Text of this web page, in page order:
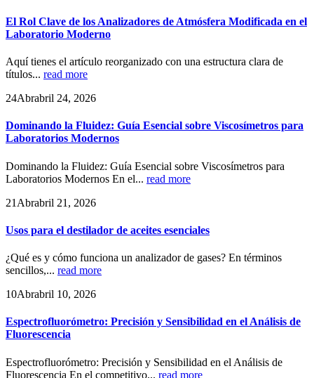
El Rol Clave de los Analizadores de Atmósfera Modificada en el
Laboratorio Moderno
Aquí tienes el artículo reorganizado con una estructura clara de
títulos... read more
24Abrabril 24, 2026
Dominando la Fluidez: Guía Esencial sobre Viscosímetros para
Laboratorios Modernos
Dominando la Fluidez: Guía Esencial sobre Viscosímetros para
Laboratorios Modernos En el... read more
21 Abrabril 21, 2026
Usos para el destilador de aceites esenciales
¿Qué es y cómo funciona un analizador de gases? En términos
sencillos,... read more
10Abrabril 10, 2026
Espectrofluorómetro: Precisión y Sensibilidad en el Análisis de
Fluorescencia
Espectrofluorómetro: Precisión y Sensibilidad en el Análisis de
Fluorescencia En el competitivo... read more